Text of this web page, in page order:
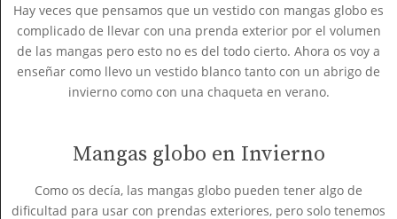
Hay veces que pensamos que un vestido con mangas globo es
complicado de llevar con una prenda exterior por el volumen
de las mangas pero esto no es del todo cierto. Ahora os voy a
enseñar como llevo un vestido blanco tanto con un abrigo de
invierno como con una chaqueta en verano.
Mangas globo en Invierno
Como os decía, las mangas globo pueden tener algo de
dificultad para usar con prendas exteriores, pero solo tenemos